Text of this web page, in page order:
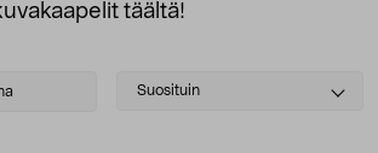
täältä!
Select
Suosituin